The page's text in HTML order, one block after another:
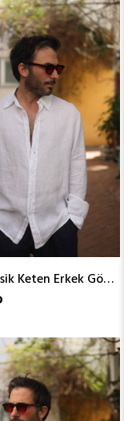
Beyaz Klasik Keten Erkek Gömlek